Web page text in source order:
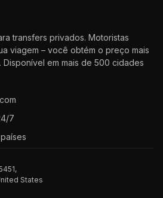
transfers privados. Motoristas
viagem – você obtém o preço mais
Disponível em mais de 500 cidades
7
States